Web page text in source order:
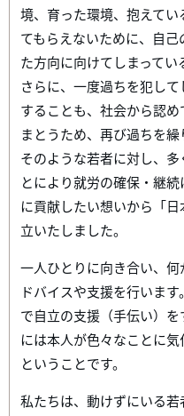
境、育った環境、抱えて
てもらえないために、自
た方向に向けてしまってい
さらに、一度過ちを犯し
することも、社会から認
まとうため、再び過ちを繰
そのような若者に対し、
とにより就労の確保・継
に貢献したい想いから「
立いたしました。
一人ひとりに向き合い、
ドバイスや支援を行いま
で自立の支援（手伝い）
には本人が色々なことに
ということです。
私たちは、動けずにいる